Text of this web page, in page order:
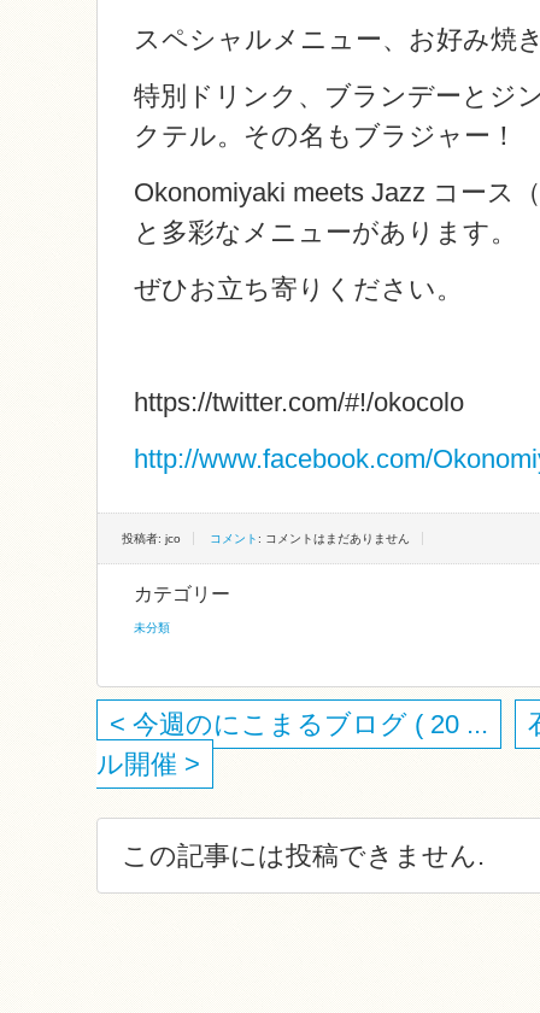
スペシャルメニュー、お好み焼
特別ドリンク、ブランデーとジ
クテル。その名もブラジャー！
Okonomiyaki meets Jazz コース
と多彩なメニューがあります。
ぜひお立ち寄りください。
https://twitter.com/#!/okocolo
http://www.facebook.com/
投稿者: jco コメント : コメントはまだありません
カテゴリー
未分類
< 今週のにこまるブログ ( 20 ...
ル開催 >
この記事には投稿できません.